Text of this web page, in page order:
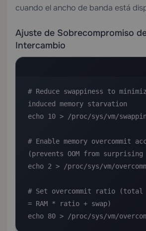
cuando el ancho de banda está
Ajuste de Sobrecompromiso
Intercambio
# Reduce swappiness to
induced memory starvation
echo 10 > /proc/sys/vm/
# Enable memory overcommit
(prevents OOM from surprising
echo 2 > /proc/sys/vm/
# Set overcommit ratio
= RAM * ratio + swap)
echo 80 > /proc/sys/vm/